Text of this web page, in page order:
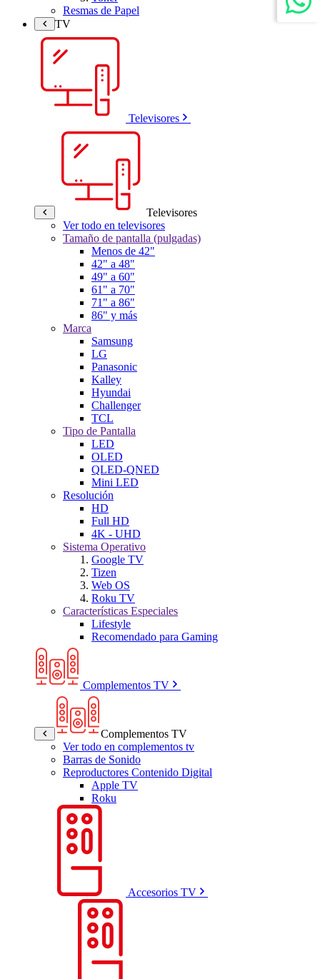
Resmas de Papel
TV
Televisores
Televisores
Ver todo en televisores
Tamaño de pantalla (pulgadas)
Menos de 42"
42" a 48"
49" a 60"
61" a 70"
71" a 86"
86" y más
Marca
Samsung
LG
Panasonic
Kalley
Hyundai
Challenger
TCL
Tipo de Pantalla
LED
OLED
QLED-QNED
Mini LED
Resolución
HD
Full HD
4K - UHD
Sistema Operativo
Google TV
Tizen
Web OS
Roku TV
Características Especiales
Lifestyle
Recomendado para Gaming
Complementos TV
Complementos TV
Ver todo en complementos tv
Barras de Sonido
Reproductores Contenido Digital
Apple TV
Roku
Accesorios TV